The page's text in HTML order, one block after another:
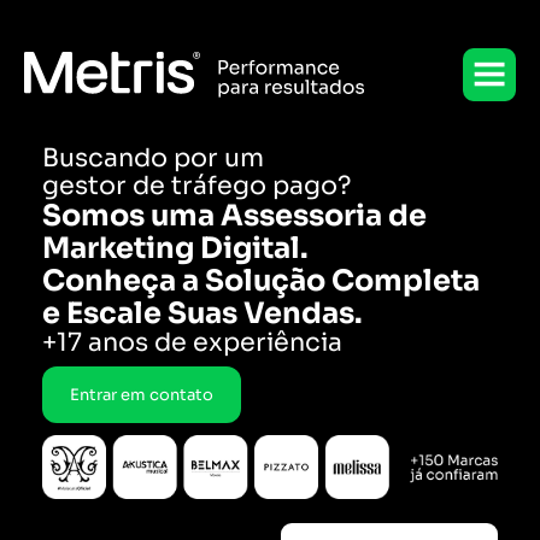
conteúdo
Buscando por um
gestor de tráfego pago?
Somos uma Assessoria de
Marketing Digital.
Conheça a Solução Completa
e Escale Suas Vendas.
+17 anos de experiência
Entrar em contato